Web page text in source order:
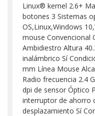
Linux® kernel 2.6+
botones 3 Sistemas
OS,Linux,Windows
mouse Convencional
Ambidiestro Altura
inalámbrico Sí
mm Línea Mouse
Radio frecuencia 2.4
dpi de sensor Óptico
interruptor de ahorro
desplazamiento Sí